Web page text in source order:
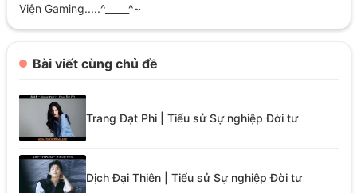
Viện Gaming.....^_____^~
Bài viết cùng chủ đề
Trang Đạt Phi | Tiểu sử Sự nghiệp Đời tư
Dịch Đại Thiên | Tiểu sử Sự nghiệp Đời tư